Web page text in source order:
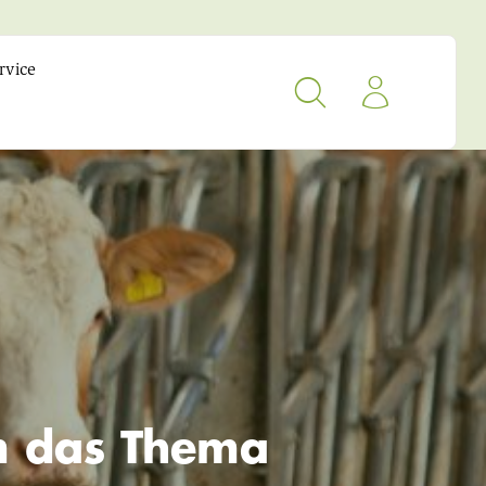
das Thema